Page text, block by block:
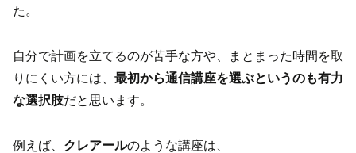
た。
自分で計画を立てるのが苦手な方や、まとまった時間を取
りにくい方には、 最初から通信講座を選ぶというのも有力
な選択肢だと思います。
例えば、 クレアールのような講座は、